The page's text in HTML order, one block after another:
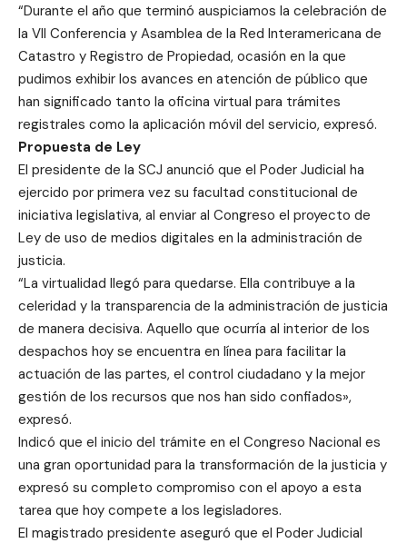
“Durante el año que terminó auspiciamos la celebración de
la VII Conferencia y Asamblea de la Red Interamericana de
Catastro y Registro de Propiedad, ocasión en la que
pudimos exhibir los avances en atención de público que
han significado tanto la oficina virtual para trámites
registrales como la aplicación móvil del servicio, expresó.
Propuesta de Ley
El presidente de la SCJ anunció que el Poder Judicial ha
ejercido por primera vez su facultad constitucional de
iniciativa legislativa, al enviar al Congreso el proyecto de
Ley de uso de medios digitales en la administración de
justicia.
“La virtualidad llegó para quedarse. Ella contribuye a la
celeridad y la transparencia de la administración de justicia
de manera decisiva. Aquello que ocurría al interior de los
despachos hoy se encuentra en línea para facilitar la
actuación de las partes, el control ciudadano y la mejor
gestión de los recursos que nos han sido confiados»,
expresó.
Indicó que el inicio del trámite en el Congreso Nacional es
una gran oportunidad para la transformación de la justicia y
expresó su completo compromiso con el apoyo a esta
tarea que hoy compete a los legisladores.
El magistrado presidente aseguró que el Poder Judicial